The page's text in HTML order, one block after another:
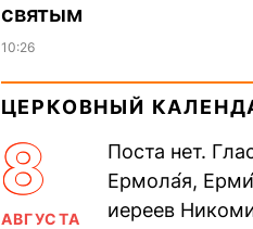
святым
10:26
ЦЕРКОВНЫЙ
8
АВГУСТА
Поста нет.
Ермола́я,
иереев